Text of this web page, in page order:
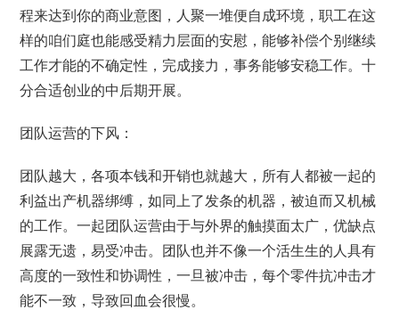
程来达到你的商业意图，人聚一堆便自成环境，职工在这
样的咱们庭也能感受精力层面的安慰，能够补偿个别继续
工作才能的不确定性，完成接力，事务能够安稳工作。十
分合适创业的中后期开展。
团队运营的下风：
团队越大，各项本钱和开销也就越大，所有人都被一起的
利益出产机器绑缚，如同上了发条的机器，被迫而又机械
的工作。一起团队运营由于与外界的触摸面太广，优缺点
展露无遗，易受冲击。团队也并不像一个活生生的人具有
高度的一致性和协调性，一旦被冲击，每个零件抗冲击才
能不一致，导致回血会很慢。